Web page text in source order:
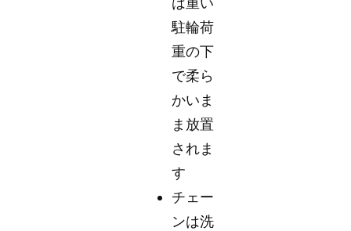
駐輪荷
重の下
で柔ら
かいま
ま放置
されま
す
チェー
ンは洗